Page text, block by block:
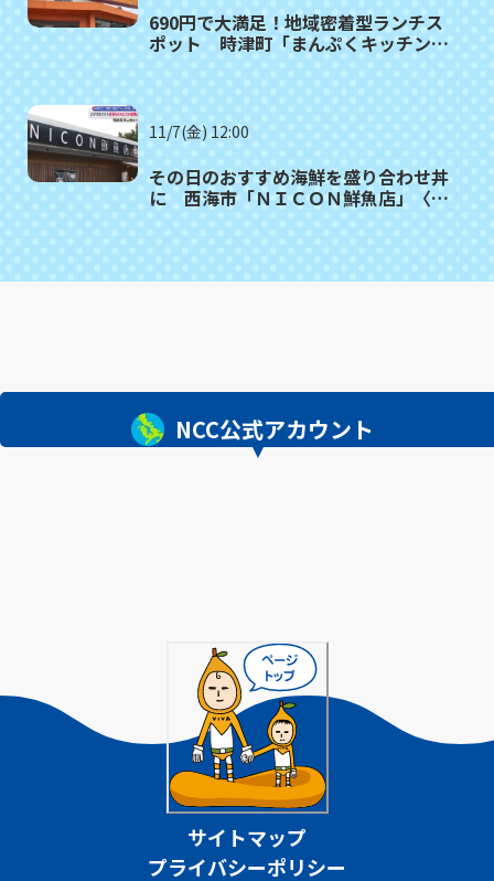
690円で大満足！地域密着型ランチス
ポット 時津町「まんぷくキッチン」
11/7(金) 12:00
その日のおすすめ海鮮を盛り合わせ丼
に 西海市「ＮＩＣＯＮ鮮魚店」〈満
NCC公式アカウント
サイトマップ
プライバシーポリシー